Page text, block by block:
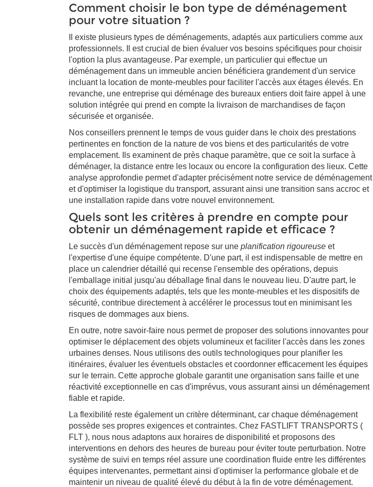
Comment choisir le bon type de déménagement
pour votre situation ?
Il existe plusieurs types de déménagements, adaptés aux particuliers comme aux
professionnels. Il est crucial de bien évaluer vos besoins spécifiques pour choisir
l'option la plus avantageuse. Par exemple, un particulier qui effectue un
déménagement dans un immeuble ancien bénéficiera grandement d'un service
incluant la location de monte-meubles pour faciliter l'accès aux étages élevés. En
revanche, une entreprise qui déménage des bureaux entiers doit faire appel à une
solution intégrée qui prend en compte la livraison de marchandises de façon
sécurisée et organisée.
Nos conseillers prennent le temps de vous guider dans le choix des prestations
pertinentes en fonction de la nature de vos biens et des particularités de votre
emplacement. Ils examinent de près chaque paramètre, que ce soit la surface à
déménager, la distance entre les locaux ou encore la configuration des lieux. Cette
analyse approfondie permet d'adapter précisément notre service de déménagement
et d'optimiser la logistique du transport, assurant ainsi une transition sans accroc et
une installation rapide dans votre nouvel environnement.
Quels sont les critères à prendre en compte pour
obtenir un déménagement rapide et efficace ?
Le succès d'un déménagement repose sur uneplanification rigoureuse et
l'expertise d'une équipe compétente. D'une part, il est indispensable de mettre en
place un calendrier détaillé qui recense l'ensemble des opérations, depuis
l'emballage initial jusqu'au déballage final dans le nouveau lieu. D'autre part, le
choix des équipements adaptés, tels que les monte-meubles et les dispositifs de
sécurité, contribue directement à accélérer le processus tout en minimisant les
risques de dommages aux biens.
En outre, notre savoir-faire nous permet de proposer des solutions innovantes pour
optimiser le déplacement des objets volumineux et faciliter l'accès dans les zones
urbaines denses. Nous utilisons des outils technologiques pour planifier les
itinéraires, évaluer les éventuels obstacles et coordonner efficacement les équipes
sur le terrain. Cette approche globale garantit une organisation sans faille et une
réactivité exceptionnelle en cas d'imprévus, vous assurant ainsi un déménagement
fiable et rapide.
La flexibilité reste également un critère déterminant, car chaque déménagement
possède ses propres exigences et contraintes. Chez FASTLIFT TRANSPORTS (
FLT ), nous nous adaptons aux horaires de disponibilité et proposons des
interventions en dehors des heures de bureau pour éviter toute perturbation. Notre
système de suivi en temps réel assure une coordination fluide entre les différentes
équipes intervenantes, permettant ainsi d'optimiser la performance globale et de
maintenir un niveau de qualité élevé du début à la fin de votre déménagement.